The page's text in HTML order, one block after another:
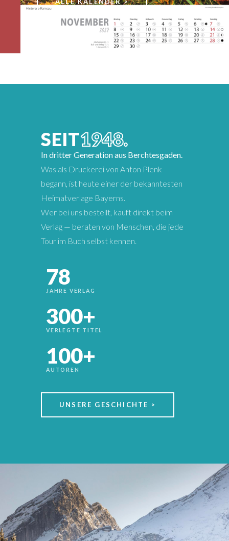
SEIT1948.
In dritter Generation aus Berchtesgaden.
Was als Druckerei von Anton Plenk
begann, ist heute einer der bekanntesten
Heimatverlage Bayerns.
Wer bei uns bestellt, kauft direkt beim
Verlag — beraten von Menschen, die jede
Tour im Buch selbst kennen.
78
JAHRE VERLAG
300+
VERLEGTE TITEL
100+
AUTOREN
UNSERE GESCHICHTE >